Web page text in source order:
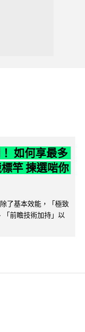
如何享最多
竿 揀選啱你
了基本效能，「極致
前瞻技術加持」以